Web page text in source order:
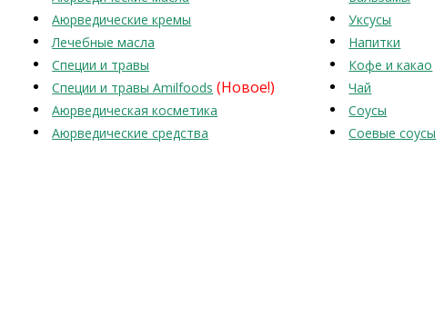
Аюрведические кремы
Лечебные масла
Специи и травы
Специи и травы Amilfoods (Новое!)
Аюрведическая косметика
Аюрведические средства
Уксусы
Напитки
Кофе и какао
Чай
Соусы
Соевые соусы